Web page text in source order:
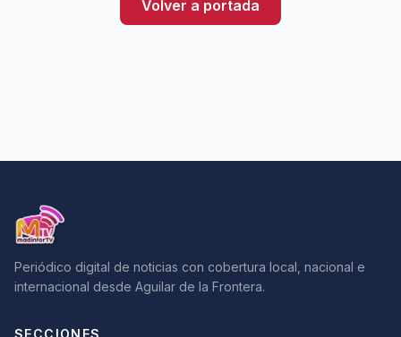
Volver a portada
Periódico digital de noticias con cobertura local, nacional e
internacional desde Aguilar de la Frontera.
SECCIONES